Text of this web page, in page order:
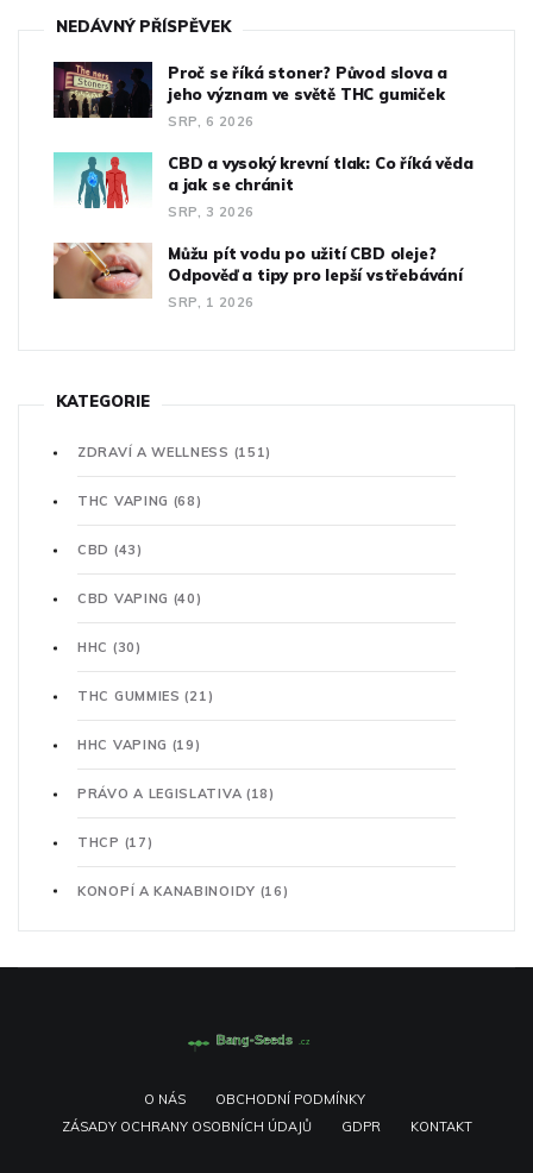
NEDÁVNÝ PŘÍSPĚVEK
Proč se říká stoner? Původ slova a
jeho význam ve světě THC gumiček
SRP, 6 2026
CBD a vysoký krevní tlak: Co říká věda
a jak se chránit
SRP, 3 2026
Můžu pít vodu po užití CBD oleje?
Odpověď a tipy pro lepší vstřebávání
SRP, 1 2026
KATEGORIE
ZDRAVÍ A WELLNESS (151)
THC VAPING (68)
CBD (43)
CBD VAPING (40)
HHC (30)
THC GUMMIES(21)
HHC VAPING (19)
PRÁVO A LEGISLATIVA (18)
THCP (17)
KONOPÍ A KANABINOIDY (16)
O NÁS
OBCHODNÍ PODMÍNKY
ZÁSADY OCHRANY OSOBNÍCH ÚDAJŮ
GDPR KONTAKT